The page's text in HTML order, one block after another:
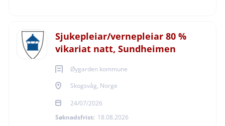
Sjukepleiar/vernepleiar 80 %
vikariat natt, Sundheimen
Øygarden kommune
Skogsvåg, Norge
24/07/2026
Søknadsfrist: 18.08.2026
Anne-Birthe Nyhammer Bjorøy
Rektor
Telefon: 93035703